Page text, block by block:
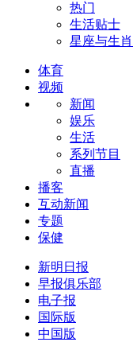
热门
生活贴士
星座与生肖
体育
视频
新闻
娱乐
生活
系列节目
直播
播客
互动新闻
专题
保健
新明日报
早报俱乐部
电子报
国际版
中国版